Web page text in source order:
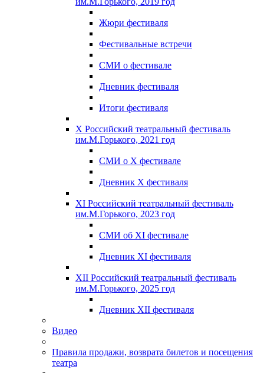
Жюри фестиваля
Фестивальные встречи
СМИ о фестивале
Дневник фестиваля
Итоги фестиваля
X Российский театральный фестиваль
им.М.Горького, 2021 год
СМИ о X фестивале
Дневник X фестиваля
XI Российский театральный фестиваль
им.М.Горького, 2023 год
СМИ об XI фестивале
Дневник XI фестиваля
XII Российский театральный фестиваль
им.М.Горького, 2025 год
Дневник XII фестиваля
Видео
Правила продажи, возврата билетов и посещения
театра